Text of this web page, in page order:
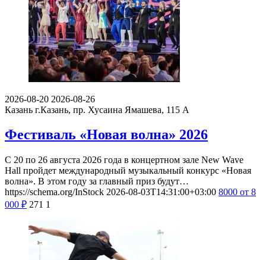
2026-08-20 2026-08-26
Казань г.Казань, пр. Хусаина Ямашева, 115 A
Фестиваль «Новая волна» 2026
С 20 по 26 августа 2026 года в концертном зале New Wave
Hall пройдет международный музыкальный конкурс «Новая
волна». В этом году за главный приз будут…
https://schema.org/InStock 2026-08-03T14:31:00+03:00 8000 от 8
000 ₽ 271 1